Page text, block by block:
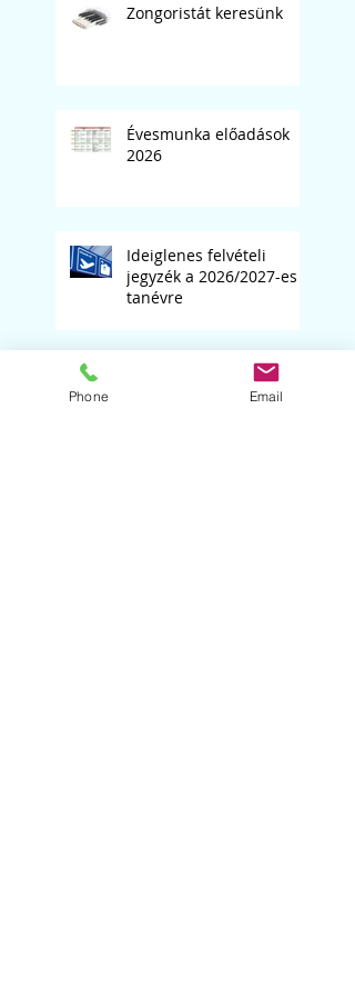
Zongoristát keresünk
Évesmunka előadások
2026
Ideiglenes felvételi
jegyzék a 2026/2027-es
tanévre
Könyvelő, bérszámfejtő
Phone Email